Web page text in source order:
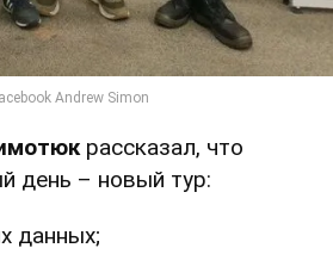
рассказал, что
день – новый тур:
данных;